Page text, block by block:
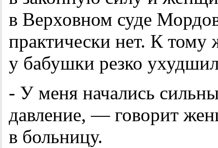
в Верховном суде
практически нет. К тому
у бабушки резко
- У меня начались
давление, — говорит
в больницу.